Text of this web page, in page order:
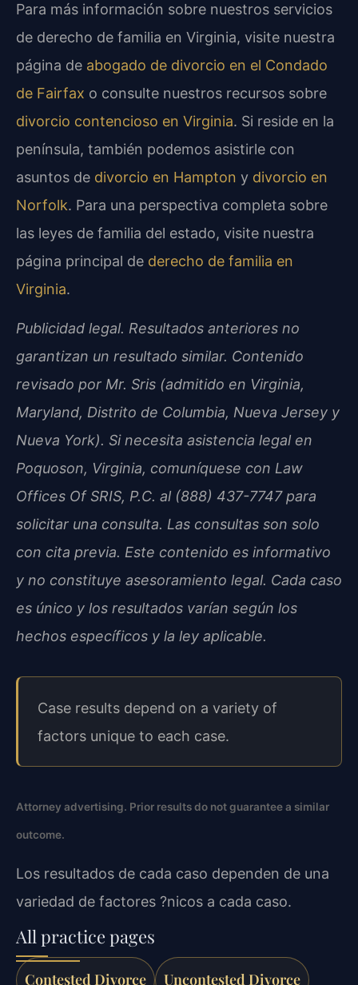
Para más información sobre nuestros servicios
de derecho de familia en Virginia, visite nuestra
página de abogado de divorcio en el Condado
de Fairfax o consulte nuestros recursos sobre
divorcio contencioso en Virginia. Si reside en la
península, también podemos asistirle con
asuntos de divorcio en Hampton y divorcio en
Norfolk. Para una perspectiva completa sobre
las leyes de familia del estado, visite nuestra
página principal de derecho de familia en
Virginia.
Publicidad legal. Resultados anteriores no
garantizan un resultado similar. Contenido
revisado por Mr. Sris (admitido en Virginia,
Maryland, Distrito de Columbia, Nueva Jersey y
Nueva York). Si necesita asistencia legal en
Poquoson, Virginia, comuníquese con Law
Offices Of SRIS, P.C. al (888) 437-7747 para
solicitar una consulta. Las consultas son solo
con cita previa. Este contenido es informativo
y no constituye asesoramiento legal. Cada caso
es único y los resultados varían según los
hechos específicos y la ley aplicable.
Case results depend on a variety of
factors unique to each case.
Attorney advertising. Prior results do not guarantee a similar
outcome.
Los resultados de cada caso dependen de una
variedad de factores ?nicos a cada caso.
All practice pages
Contested Divorce Uncontested Divorce